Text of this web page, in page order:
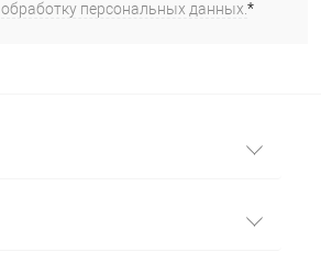
обработку персональных данных.*